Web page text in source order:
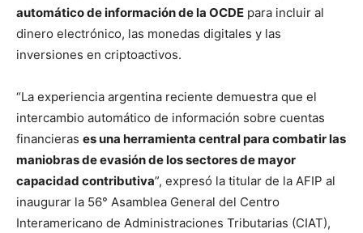
automático de información de la OCDE para incluir al
dinero electrónico, las monedas digitales y las
inversiones en criptoactivos.
“La experiencia argentina reciente demuestra que el
intercambio automático de información sobre cuentas
financieras es una herramienta central para combatir las
maniobras de evasión de los sectores de mayor
capacidad contributiva”, expresó la titular de la AFIP al
inaugurar la 56° Asamblea General del Centro
Interamericano de Administraciones Tributarias (CIAT),